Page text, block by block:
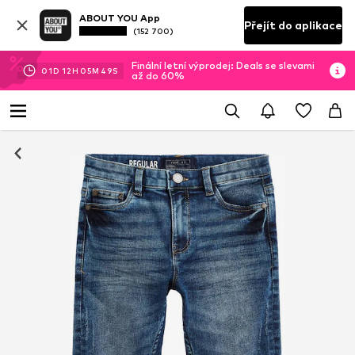
ABOUT YOU App
(152 700) Přejít do aplikace
01D 12H 05M 48S
Finální letní výprodej: Deals se slevami
až do 60%